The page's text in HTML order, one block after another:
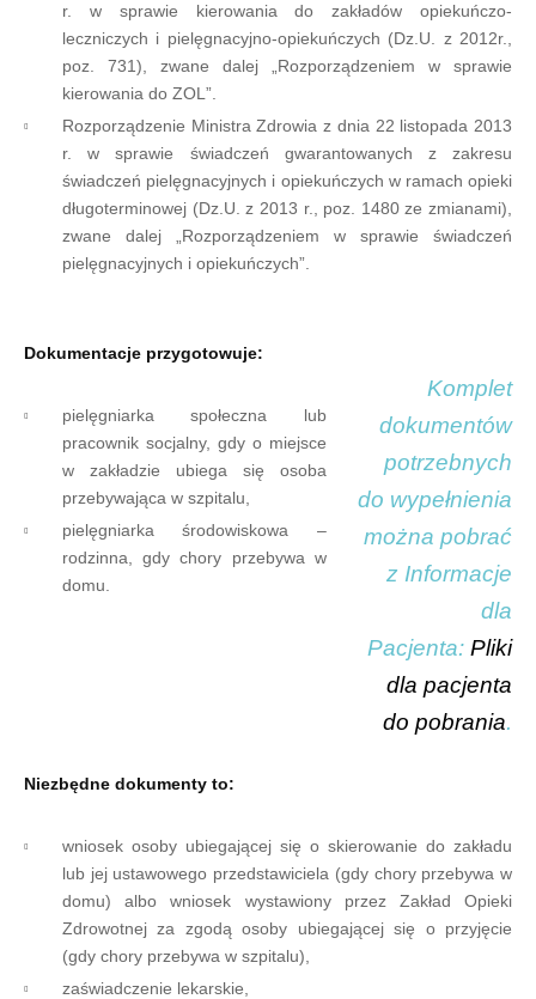
r. w sprawie kierowania do zakładów opiekuńczo-
leczniczych i pielęgnacyjno-opiekuńczych (Dz.U. z 2012r.,
poz. 731), zwane dalej „Rozporządzeniem w sprawie
kierowania do ZOL”.
Rozporządzenie Ministra Zdrowia z dnia 22 listopada 2013
r. w sprawie świadczeń gwarantowanych z zakresu
świadczeń pielęgnacyjnych i opiekuńczych w ramach opieki
długoterminowej (Dz.U. z 2013 r., poz. 1480 ze zmianami),
zwane dalej „Rozporządzeniem w sprawie świadczeń
pielęgnacyjnych i opiekuńczych”.
Dokumentacje przygotowuje:
Komplet
dokumentów
potrzebnych
do wypełnienia
można pobrać
z Informacje
dla
Pacjenta: Pliki
dla pacjenta
do pobrania.
pielęgniarka społeczna lub
pracownik socjalny, gdy o miejsce
w zakładzie ubiega się osoba
przebywająca w szpitalu,
pielęgniarka środowiskowa –
rodzinna, gdy chory przebywa w
domu.
Niezbędne dokumenty to:
wniosek osoby ubiegającej się o skierowanie do zakładu
lub jej ustawowego przedstawiciela (gdy chory przebywa w
domu) albo wniosek wystawiony przez Zakład Opieki
Zdrowotnej za zgodą osoby ubiegającej się o przyjęcie
(gdy chory przebywa w szpitalu),
zaświadczenie lekarskie,